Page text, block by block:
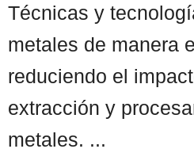
Técnicas y
metales de manera
reduciendo el
extracción y
metales. ...